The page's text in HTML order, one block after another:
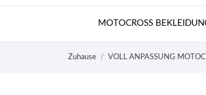
MOTOCROSS
Zuhause VOLL ANPASSUNG